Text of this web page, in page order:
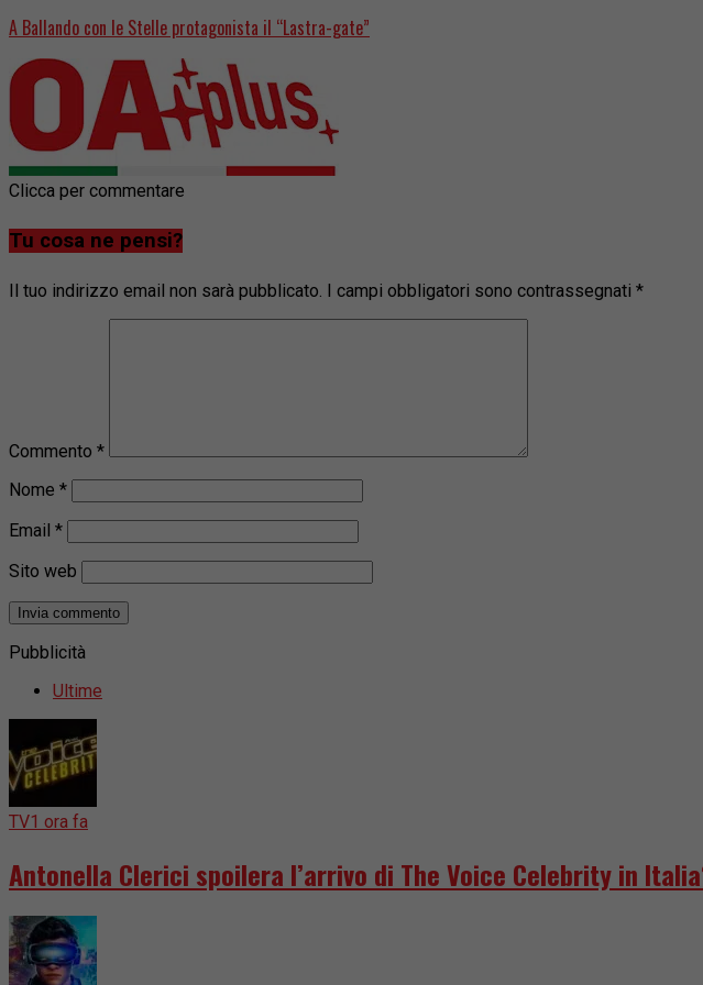
A Ballando con le Stelle protagonista il “Lastra-gate”
Clicca per commentare
Tu cosa ne pensi?
Il tuo indirizzo email non sarà pubblicato. I campi obbligatori sono contrassegnati *
Commento *
Nome *
Email *
Sito web
Pubblicità
Ultime
TV1 ora fa
Antonella Clerici spoilera l’arrivo di The Voice Celebrity in